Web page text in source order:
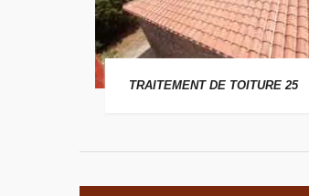
TRAITEMENT DE TOITURE 25